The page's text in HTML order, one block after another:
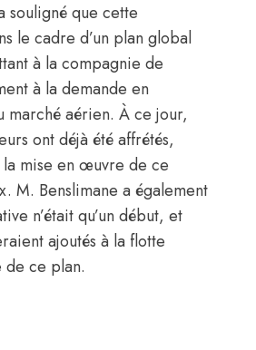
souligné que cette
le cadre d’un plan global
à la compagnie de
à la demande en
marché aérien. À ce jour,
ont déjà été affrétés,
mise en œuvre de ce
M. Benslimane a également
n’était qu’un début, et
ajoutés à la flotte
de ce plan.